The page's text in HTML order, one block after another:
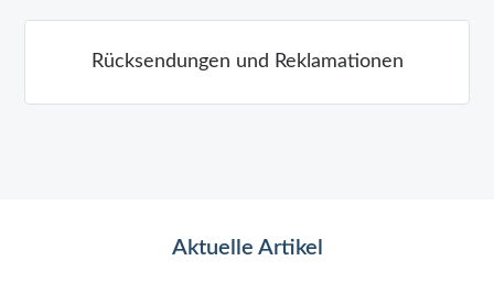
Rücksendungen und Reklamationen
Aktuelle Artikel